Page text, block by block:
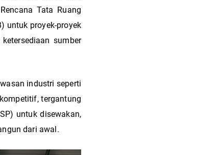
Tata Ruang
untuk proyek-proyek
sumber
industri seperti
tergantung
untuk disewakan,
dari awal.